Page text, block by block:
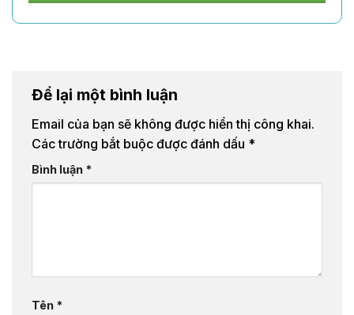
Để lại một bình luận
Email của bạn sẽ không được hiển thị công khai.
Các trường bắt buộc được đánh dấu *
Bình luận *
Tên *